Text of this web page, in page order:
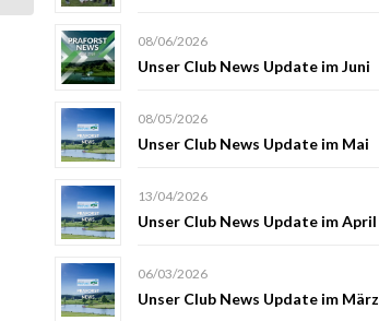
08/06/2026
Unser Club News Update im Juni
08/05/2026
Unser Club News Update im Mai
13/04/2026
Unser Club News Update im April
06/03/2026
Unser Club News Update im März